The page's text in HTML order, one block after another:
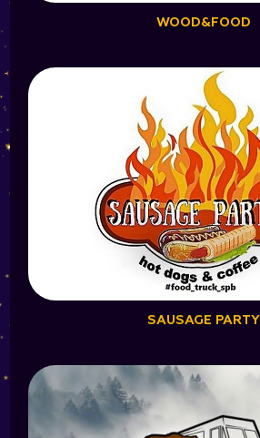
WOOD&FOOD
SAUSAGE PARTY